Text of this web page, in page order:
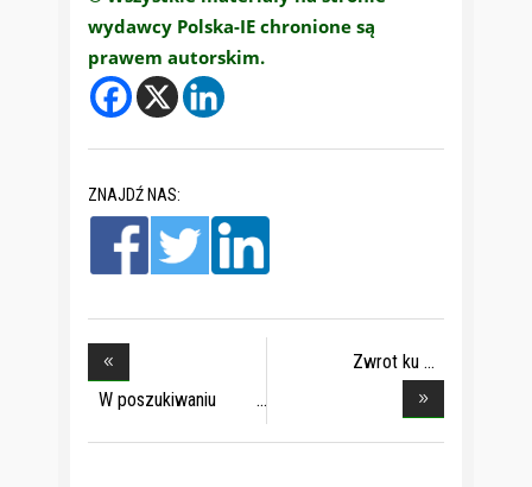
wydawcy Polska-IE chronione są
prawem autorskim.
ZNAJDŹ NAS:
W poszukiwaniu
ekolo
Zwrot ku